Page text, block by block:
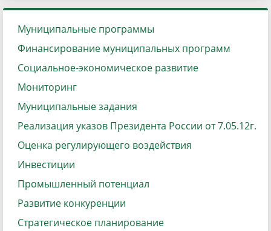
Муниципальные программы
Финансирование муниципальных программ
Социальное-экономическое развитие
Мониторинг
Муниципальные задания
Реализация указов Президента России от 7.05.12г.
Оценка регулирующего воздействия
Инвестиции
Промышленный потенциал
Развитие конкуренции
Стратегическое планирование